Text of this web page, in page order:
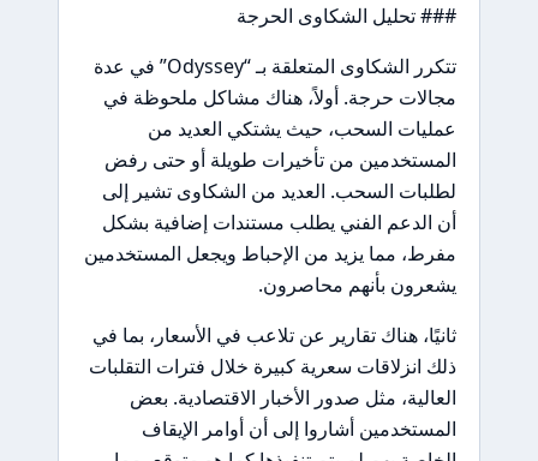
### تحليل الشكاوى الحرجة
تتكرر الشكاوى المتعلقة بـ “Odyssey” في عدة
مجالات حرجة. أولاً، هناك مشاكل ملحوظة في
عمليات السحب، حيث يشتكي العديد من
المستخدمين من تأخيرات طويلة أو حتى رفض
لطلبات السحب. العديد من الشكاوى تشير إلى
أن الدعم الفني يطلب مستندات إضافية بشكل
مفرط، مما يزيد من الإحباط ويجعل المستخدمين
يشعرون بأنهم محاصرون.
ثانيًا، هناك تقارير عن تلاعب في الأسعار، بما في
ذلك انزلاقات سعرية كبيرة خلال فترات التقلبات
العالية، مثل صدور الأخبار الاقتصادية. بعض
المستخدمين أشاروا إلى أن أوامر الإيقاف